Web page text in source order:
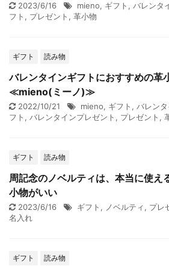
2023/6/16 mieno, ギフト , バレンタ
フト , プレゼント , 革小物
ギフト 読み物
バレンタインギフトにおすすめの革
≪mieno(ミーノ)≫
2022/10/21 mieno, ギフト , バレン
フト , バレンタインプレゼント , プレゼント ,
ギフト 読み物
周記念のノベルティは、本当に使え
小物がいい
2023/6/16 ギフト , ノベルティ, プレ
名入れ
ギフト 読み物